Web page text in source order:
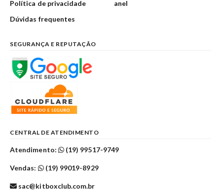
Política de privacidade
Dúvidas frequentes
anel
SEGURANÇA E REPUTAÇÃO
CENTRAL DE ATENDIMENTO
Atendimento: (19) 99517-9749
Vendas: (19) 99019-8929
sac@kitboxclub.com.br